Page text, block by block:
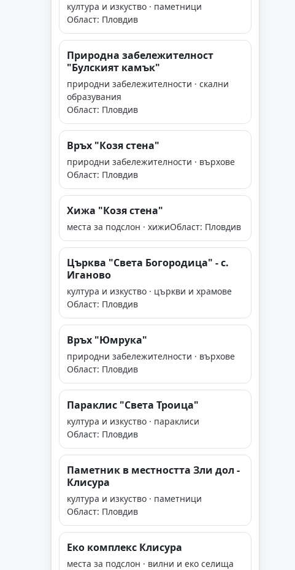
култура и изкуство · паметници
Област: Пловдив
Природна забележителност
"Булският камък"
природни забележителности · скални
образувания
Област: Пловдив
Връх "Козя стена"
природни забележителности · върхове
Област: Пловдив
Хижа "Козя стена"
места за подслон · хижиОбласт: Пловдив
Църква "Света Богородица" - с.
Иганово
култура и изкуство · църкви и храмове
Област: Пловдив
Връх "Юмрука"
природни забележителности · върхове
Област: Пловдив
Параклис "Света Троица"
култура и изкуство · параклиси
Област: Пловдив
Паметник в местността Зли дол -
Клисура
култура и изкуство · паметници
Област: Пловдив
Еко комплекс Клисура
места за подслон · вилни и еко селища